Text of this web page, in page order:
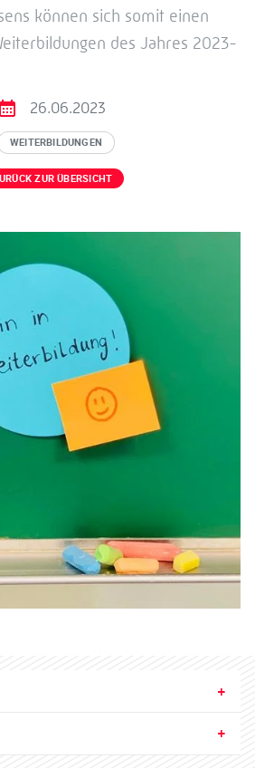
können sich somit einen
des Jahres 2023-
26.06.2023
WEITERBILDUNGEN
ZUR ÜBERSICHT